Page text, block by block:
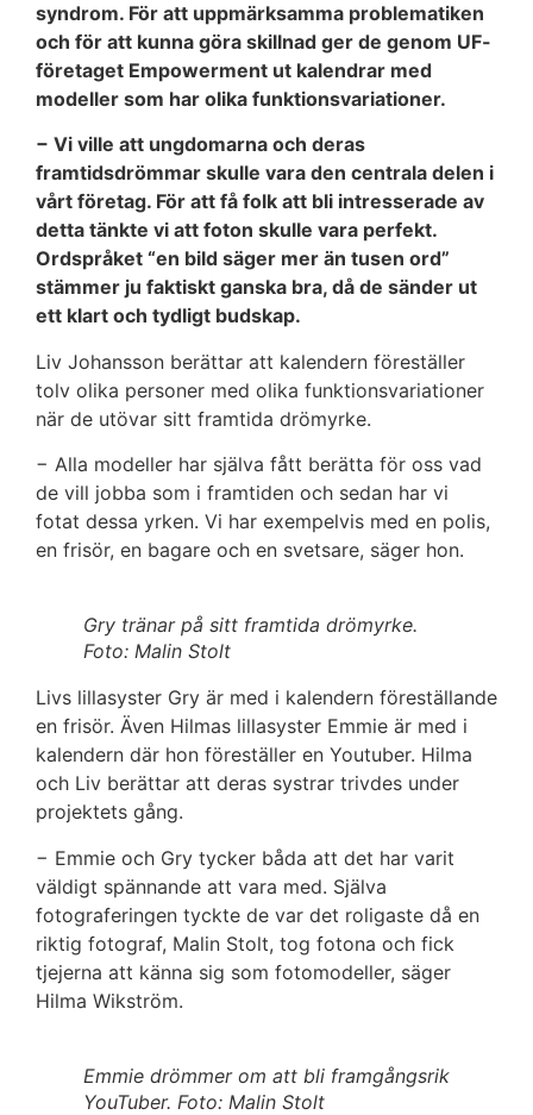
syndrom. För att uppmärksamma problematiken
och för att kunna göra skillnad ger de genom UF-
företaget Empowerment ut kalendrar med
modeller som har olika funktionsvariationer.
− Vi ville att ungdomarna och deras
framtidsdrömmar skulle vara den centrala delen i
vårt företag. För att få folk att bli intresserade av
detta tänkte vi att foton skulle vara perfekt.
Ordspråket “en bild säger mer än tusen ord”
stämmer ju faktiskt ganska bra, då de sänder ut
ett klart och tydligt budskap.
Liv Johansson berättar att kalendern föreställer
tolv olika personer med olika funktionsvariationer
när de utövar sitt framtida drömyrke.
− Alla modeller har själva fått berätta för oss vad
de vill jobba som i framtiden och sedan har vi
fotat dessa yrken. Vi har exempelvis med en polis,
en frisör, en bagare och en svetsare, säger hon.
Gry tränar på sitt framtida drömyrke.
Foto: Malin Stolt
Livs lillasyster Gry är med i kalendern föreställande
en frisör. Även Hilmas lillasyster Emmie är med i
kalendern där hon föreställer en Youtuber. Hilma
och Liv berättar att deras systrar trivdes under
projektets gång.
− Emmie och Gry tycker båda att det har varit
väldigt spännande att vara med. Själva
fotograferingen tyckte de var det roligaste då en
riktig fotograf, Malin Stolt, tog fotona och fick
tjejerna att känna sig som fotomodeller, säger
Hilma Wikström.
Emmie drömmer om att bli framgångsrik
YouTuber. Foto: Malin Stolt